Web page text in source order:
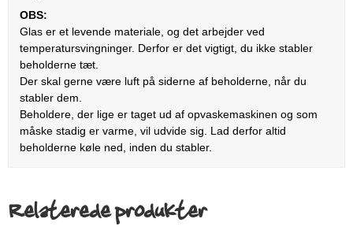
OBS:
Glas er et levende materiale, og det arbejder ved
temperatursvingninger. Derfor er det vigtigt, du ikke stabler
beholderne tæt.
Der skal gerne være luft på siderne af beholderne, når du
stabler dem.
Beholdere, der lige er taget ud af opvaskemaskinen og som
måske stadig er varme, vil udvide sig. Lad derfor altid
beholderne køle ned, inden du stabler.
Relaterede produkter